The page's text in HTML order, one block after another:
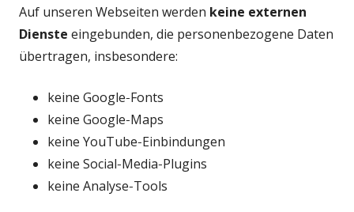
Auf unseren Webseiten werden keine externen
Dienste eingebunden, die personenbezogene Daten
übertragen, insbesondere:
keine Google‑Fonts
keine Google‑Maps
keine YouTube‑Einbindungen
keine Social‑Media‑Plugins
keine Analyse‑Tools